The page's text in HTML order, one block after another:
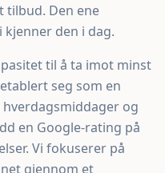
tilbud. Den ene
kjenner den i dag.
til å ta imot minst
seg som en
og
en Google-rating på
Vi fokuserer på
gjennom et